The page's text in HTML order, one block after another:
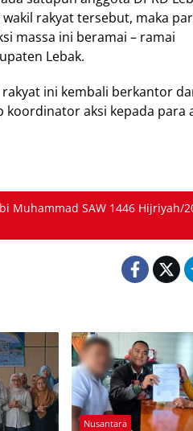
rakyat tersebut, maka
massa ini beramai – ramai
Lebak.
ini kembali berkantor
koordinator aksi kepada para
Muhammad SAW 1446 Hijriyah/
Nusantara